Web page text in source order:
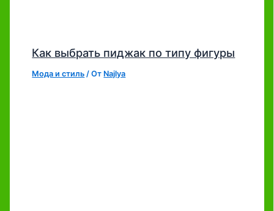
Как выбрать пиджак по типу фигуры
Мода и стиль / От Najlya